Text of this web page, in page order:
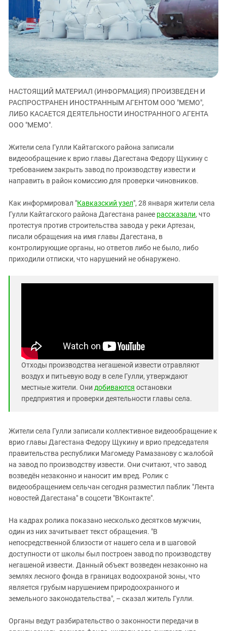
ЗАСТАВЛЯЕТ
КАВКАЗ ЗА ПАЛЕСТИНУ
ИНАКОМЫСЛИЕ В ЧЕЧНЕ
ПРЕСЛЕДОВАНИЕ АКТИВИСТОВ
МОБИЛИЗАЦИЯ И ПРОТЕСТЫ
Дагестан
Ингушетия
Кабардино-Балкария
Калмыкия
Карачаево-Черкесия
Краснодарский край
Нагорный Карабах
Российская Федерация
Северная Осетия - Алания
СКФО
Ставропольский край
Южная Осетия
Южный Кавказ
ЮФО
НАСТОЯЩИЙ МАТЕРИАЛ (ИНФОРМАЦИЯ) ПРОИЗВЕДЕН И
РАСПРОСТРАНЕН ИНОСТРАННЫМ АГЕНТОМ ООО "МЕМО",
ЛИБО КАСАЕТСЯ ДЕЯТЕЛЬНОСТИ ИНОСТРАННОГО АГЕНТА
ООО "МЕМО".
Жители села Гулли Кайтагского района записали
видеообращение к врио главы Дагестана Федору Щукину с
требованием закрыть завод по производству извести и
направить в район комиссию для проверки чиновников.
Как информировал "Кавказский узел", 28 января жители села
Гулли Кайтагского района Дагестана ранее рассказали, что
протестуя против строительства завода у реки Артезан,
писали обращения на имя главы Дагестана, в
контролирующие органы, но ответов либо не было, либо
приходили отписки, что нарушений не обнаружено.
Отходы производства негашеной извести отравляют
воздух и питьевую воду в селе Гулли, утверждают
местные жители. Они добиваются остановки
предприятия и проверки деятельности главы села.
Жители села Гулли записали коллективное видеообращение к
врио главы Дагестана Федору Щукину и врио председателя
правительства республики Магомеду Рамазанову с жалобой
на завод по производству извести. Они считают, что завод
возведён незаконно и наносит им вред. Ролик с
видеообращением сельчан сегодня разместил паблик "Лента
новостей Дагестана" в соцсети "ВКонтакте".
На кадрах ролика показано несколько десятков мужчин,
один из них зачитывает текст обращения. "В
непосредственной близости от нашего села и в шаговой
доступности от школы был построен завод по производству
негашеной извести. Данный объект возведен незаконно на
землях лесного фонда в границах водоохраной зоны, что
является грубым нарушением природоохранного и
земельного законодательства", – сказал житель Гулли.
Органы ведут разбирательство о законности передачи в